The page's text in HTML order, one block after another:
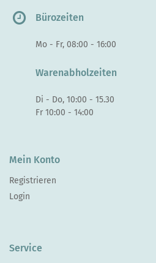
Bürozeiten
Mo - Fr, 08:00 - 16:00
Warenabholzeiten
Di - Do, 10:00 - 15.30
Fr 10:00 - 14:00
Mein Konto
Registrieren
Login
Service